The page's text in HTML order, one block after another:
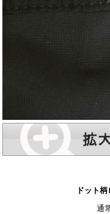
ドット
通